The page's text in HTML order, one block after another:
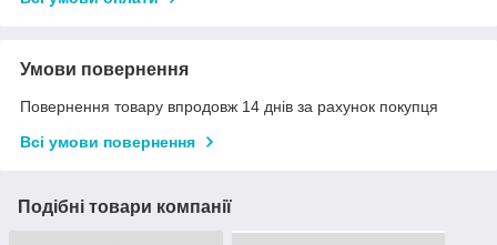
Умови повернення
Повернення товару впродовж 14 днів за рахунок покупця
Всі умови повернення
Подібні товари компанії